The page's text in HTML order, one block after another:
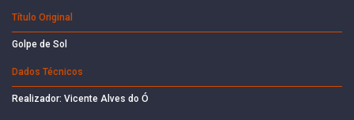
Título Original
Golpe de Sol
Dados Técnicos
Realizador: Vicente Alves do Ó